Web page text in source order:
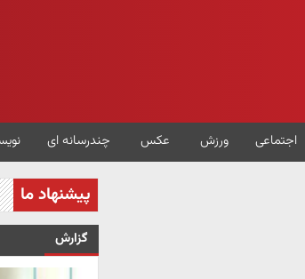
اجتماعی ورزش عکس چندرسانه ای
پیشنهاد ما
گزارش